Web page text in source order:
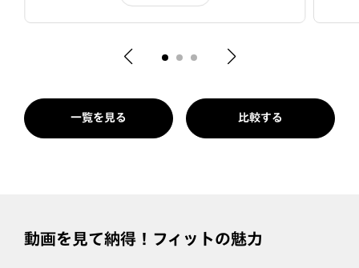
一覧を見る 比較する
動画を見て納得！フィットの魅力